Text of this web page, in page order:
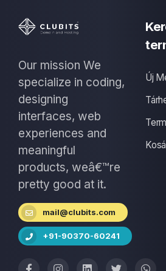
Our mission We
specialize in coding,
designing
interfaces, web
experiences and
meaningful
products, weâ€™re
pretty good at it.
mail@clubits.com
+91-90370-60241
Új